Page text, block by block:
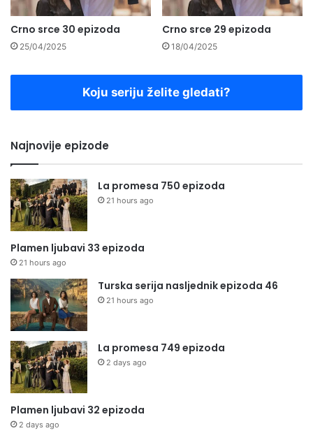
Crno srce 30 epizoda
25/04/2025
Crno srce 29 epizoda
18/04/2025
Koju seriju želite gledati?
Najnovije epizode
La promesa 750 epizoda
21 hours ago
Plamen ljubavi 33 epizoda
21 hours ago
Turska serija nasljednik epizoda 46
21 hours ago
La promesa 749 epizoda
2 days ago
Plamen ljubavi 32 epizoda
2 days ago